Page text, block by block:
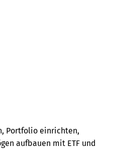
Portfolio einrichten,
aufbauen mit ETF und